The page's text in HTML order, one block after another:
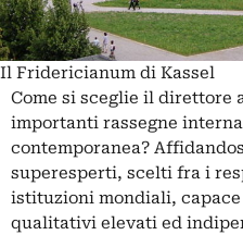
Il Fridericianum di Kassel
Come si sceglie il direttore
importanti rassegne
contemporanea?
superesperti, scelti fra i
istituzioni mondiali,
qualitativi elevati ed